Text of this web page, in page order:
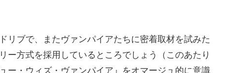
リブで、またヴァンパイアたちに密着取材を試みた
ー方式を採用しているところでしょう（このあたり
ー・ウィズ・ヴァンパイア』をオマージュ的に意識